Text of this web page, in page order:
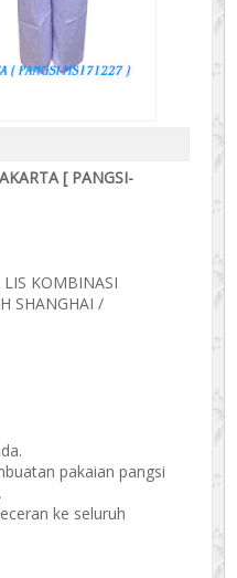
[ PANGSI-
LIS KOMBINASI
SHANGHAI /
pakaian pangsi
ke seluruh